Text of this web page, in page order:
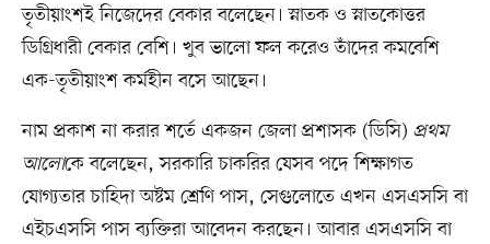
তৃতীয়াংশই নিজেদের বেকার বলেছেন। স্নাতক ও স্নাতকোত্তর
ডিগ্রিধারী বেকার বেশি। খুব ভালো ফল করেও তাঁদের কমবেশি
এক-তৃতীয়াংশ কর্মহীন বসে আছেন।
নাম প্রকাশ না করার শর্তে একজন জেলা প্রশাসক (ডিসি) প্রথম
আলোকে বলেছেন, সরকারি চাকরির যেসব পদে শিক্ষাগত
যোগ্যতার চাহিদা অষ্টম শ্রেণি পাস, সেগুলোতে এখন এসএসসি বা
এইচএসসি পাস ব্যক্তিরা আবেদন করছেন। আবার এসএসসি বা